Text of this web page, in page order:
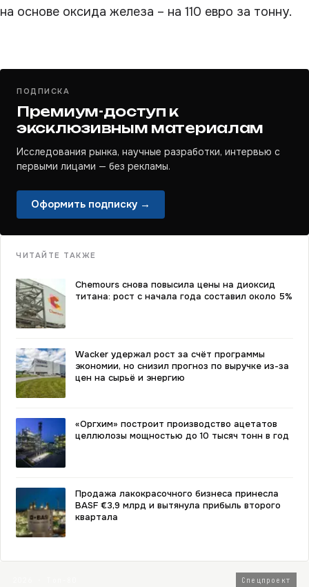
на основе оксида железа – на 110 евро за тонну.
ПОДПИСКА
Премиум-доступ к
эксклюзивным материалам
Исследования рынка, научные разработки, интервью с
первыми лицами — без рекламы.
Оформить подписку →
ЧИТАЙТЕ ТАКЖЕ
Chemours снова повысила цены на диоксид
титана: рост с начала года составил около 5%
Wacker удержал рост за счёт программы
экономии, но снизил прогноз по выручке из-за
цен на сырьё и энергию
«Оргхим» построит производство ацетатов
целлюлозы мощностью до 10 тысяч тонн в год
Продажа лакокрасочного бизнеса принесла
BASF €3,9 млрд и вытянула прибыль второго
квартала
Спецпроект